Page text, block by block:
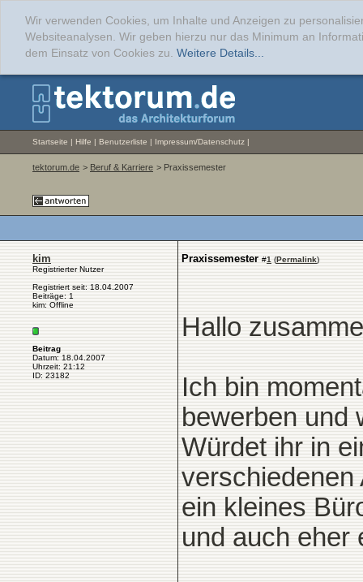
Wir verwenden Cookies, um Inhalte und Anzeigen zu
Websiteanalysen. Wir geben hierzu nur das Minimum an
dem Einsatz von Cookies zu. Weitere Details...
Startseite | Hilfe | Benutzerliste | Impressum/Datenschutz |
tektorum.de > Beruf & Karriere > Praxissemester
kim
Registrierter Nutzer
Registriert seit: 18.04.2007
Beiträge: 1
kim: Offline
Beitrag
Datum: 18.04.2007
Uhrzeit: 21:12
ID: 23182
Praxissemester #1 (Permalink)
Hallo
Ich bin
bewerben und
Würdet ihr in
verschiedenen
ein kleines
und auch eher